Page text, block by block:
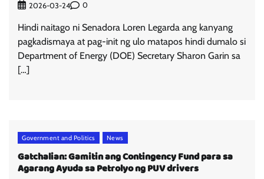
2026-03-24 0
Hindi naitago ni Senadora Loren Legarda ang kanyang
pagkadismaya at pag-init ng ulo matapos hindi dumalo si
Department of Energy (DOE) Secretary Sharon Garin sa
[…]
Government and Politics News
Gatchalian: Gamitin ang Contingency Fund para sa
Agarang Ayuda sa Petrolyo ng PUV drivers